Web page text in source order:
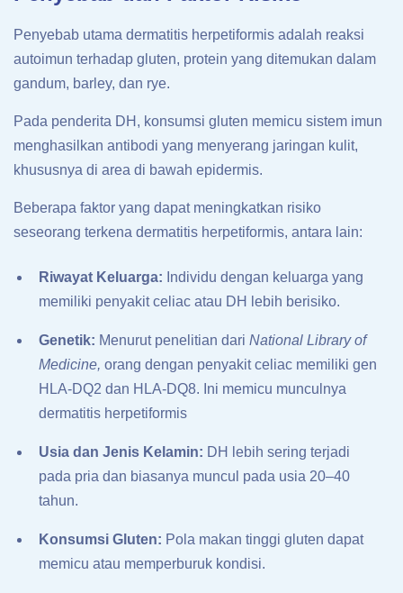
Penyebab utama dermatitis herpetiformis adalah reaksi
autoimun terhadap gluten, protein yang ditemukan dalam
gandum, barley, dan rye.
Pada penderita DH, konsumsi gluten memicu sistem imun
menghasilkan antibodi yang menyerang jaringan kulit,
khususnya di area di bawah epidermis.
Beberapa faktor yang dapat meningkatkan risiko
seseorang terkena dermatitis herpetiformis, antara lain:
Riwayat Keluarga: Individu dengan keluarga yang
memiliki penyakit celiac atau DH lebih berisiko.
Genetik: Menurut penelitian dari National Library of
Medicine, orang dengan penyakit celiac memiliki gen
HLA-DQ2 dan HLA-DQ8. Ini memicu munculnya
dermatitis herpetiformis
Usia dan Jenis Kelamin: DH lebih sering terjadi
pada pria dan biasanya muncul pada usia 20–40
tahun.
Konsumsi Gluten: Pola makan tinggi gluten dapat
memicu atau memperburuk kondisi.